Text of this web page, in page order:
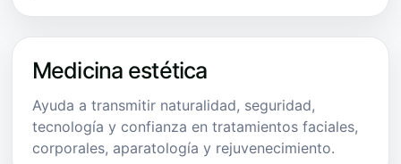
Medicina estética
Ayuda a transmitir naturalidad, seguridad,
tecnología y confianza en tratamientos faciales,
corporales, aparatología y rejuvenecimiento.